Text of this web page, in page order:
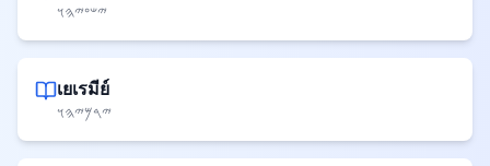
𐤉𐤔𐤏𐤉𐤄𐤅
เยเรมีย์
𐤉𐤓𐤌𐤉𐤄𐤅